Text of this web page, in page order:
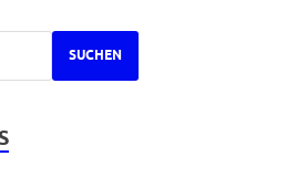
SUCHEN